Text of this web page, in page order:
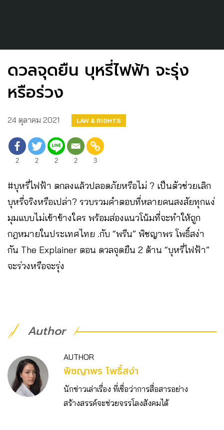
ดวลจุดยืน บุหรี่ไฟฟ้า จะรุ่ง
หรือร่วง
24 ตุลาคม 2021 LAW & RIGHTS
2 2 2 2 3
#บุหรี่ไฟฟ้า ตกลงแล้วปลอดภัยหรือไม่ ? เป็นตัวช่วยเลิก
บุหรี่จริงหรือเปล่า? รวบรวมคำตอบที่หลายคนสงสัยทุกแง่
มุมแบบไม่เข้าข้างใคร พร้อมส่องแนวโน้มที่จะทำให้ถูก
กฎหมายในประเทศไทย .กับ “พรีน” พิชญาพร โพธิ์สง่า
กัน The Explainer ตอน ดวลจุดยืน 2 ด้าน “บุหรี่ไฟฟ้า”
จะร่วงหรือจะรุ่ง
Author
AUTHOR
พิชญาพร โพธิ์สง่า
นักข่าวเล่าเรื่อง ที่เชื่อว่าการสื่อสารอย่าง
สร้างสรรค์จะช่วยจรรโลงสังคมได้